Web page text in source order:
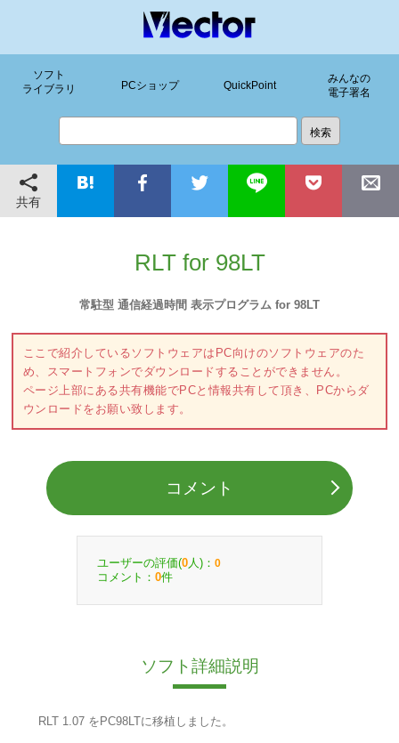
ソフト
ライブラリ
PCショップ QuickPoint
みんなの
電子署名
共有
RLT for 98LT
常駐型 通信経過時間 表示プログラム for 98LT
ここで紹介しているソフトウェアはPC向けのソフトウェアのた
め、スマートフォンでダウンロードすることができません。
ページ上部にある共有機能でPCと情報共有して頂き、PCからダ
ウンロードをお願い致します。
コメント
ユーザーの評価(0 人)： 0
コメント： 0件
ソフト詳細説明
RLT 1.07 をPC98LTに移植しました。